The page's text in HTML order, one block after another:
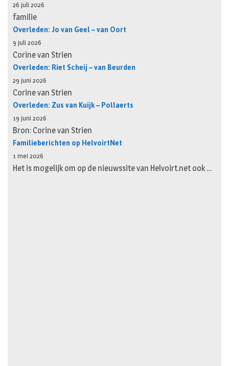
26 juli 2026
familie
Overleden: Jo van Geel – van Oort
9 juli 2026
Corine van Strien
Overleden: Riet Scheij – van Beurden
29 juni 2026
Corine van Strien
Overleden: Zus van Kuijk – Pollaerts
19 juni 2026
Bron: Corine van Strien
Familieberichten op HelvoirtNet
1 mei 2026
Het is mogelijk om op de nieuwssite van Helvoirt.net ook …